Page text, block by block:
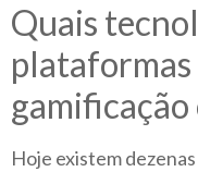
Quais
Hoje existem